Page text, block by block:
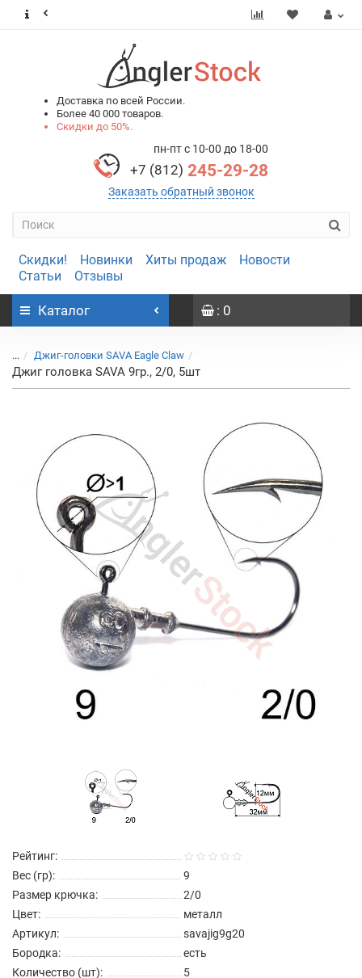
Доставка по всей России.
Более 40 000 товаров.
Скидки до 50%.
пн-пт с 10-00 до 18-00
+7 (812) 245-29-28
Заказать обратный звонок
Скидки! Новинки Хиты продаж
Новости
Статьи
Отзывы
Каталог : 0
... Джиг-головки SAVA Eagle Claw
Джиг головка SAVA 9гр., 2/0, 5шт
Рейтинг:
Вес (гр):
9
Размер крючка:
2/0
Цвет:
металл
Артикул:
savajig9g20
Бородка:
есть
Количество (шт):
5